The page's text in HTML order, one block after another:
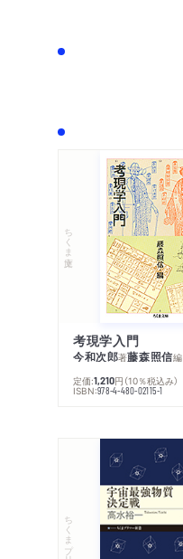
ちくま文庫
考現学入門
今和次郎著藤森照信編
定価:1,210円 （10％税込み）
ISBN:978-4-480-02115-1
ちくまプリマー新書